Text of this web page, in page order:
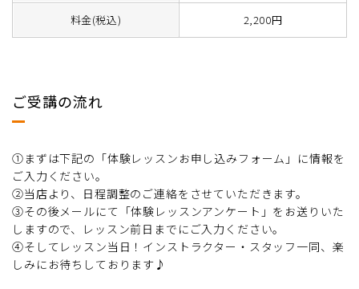
料金(税込) 2,200円
ご受講の流れ
➀まずは下記の「体験レッスンお申し込みフォーム」に情報を
ご入力ください。
➁当店より、日程調整のご連絡をさせていただきます。
③その後メールにて「体験レッスンアンケート」をお送りいた
しますので、レッスン前日までにご入力ください。
④そしてレッスン当日！インストラクター・スタッフ一同、楽
しみにお待ちしております♪